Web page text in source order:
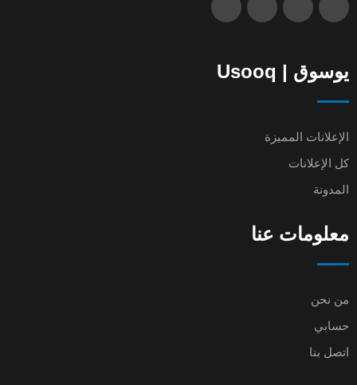
يوسوق | Usooq
الإعلانات المميزة
كل الإعلانات
المدونة
معلومات عنا
من نحن
حسابي
اتصل بنا